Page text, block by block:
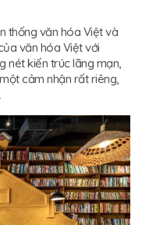
thống văn hóa Việt và
văn hóa Việt với
nét kiến trúc lãng mạn,
cảm nhận rất riêng,